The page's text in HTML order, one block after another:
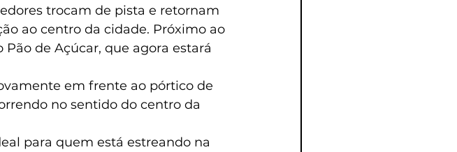
trocam de pista e retornam
ao centro da cidade. Próximo ao
de Açúcar, que agora estará
em frente ao pórtico de
no sentido do centro da
para quem está estreando na